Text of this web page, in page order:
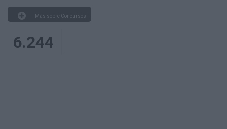
Más sobre Concursos
6.244